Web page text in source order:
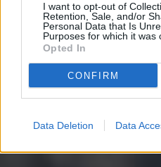
I want to opt-out of
Retention, Sale, and/or
Personal Data that Is
Purposes for which it was
Opted In
CONFIRM
Data Deletion Data